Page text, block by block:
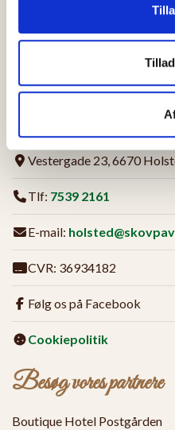
Firmainfo
Vestergade 23, 6670
Tlf: 7539 2161
E-mail:
CVR: 36934182
Følg os på Facebook
Cookiepolitik
Besøg vores partnere
Boutique Hotel Postgården